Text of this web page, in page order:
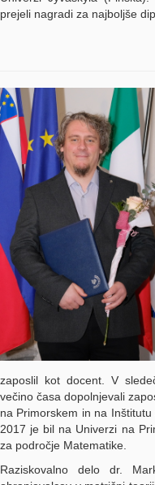
prejeli nagradi za najboljše
zaposlil kot docent. V
večino časa dopolnjevali
na Primorskem in na
2017 je bil na Univerzi na
za področje Matematike.
Raziskovalno delo dr.